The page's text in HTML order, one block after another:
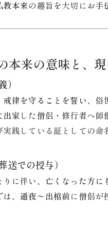
教本来の趣旨を大切にお手
本来の意味と、
戒律を守ることを誓い、俗
出家した僧侶・修行者へ師
践している証としての命
送での授与）
に伴い、 亡くなった方に
、 通夜〜出棺前に僧侶が